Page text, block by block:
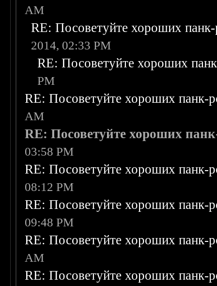
AM
RE: Посоветуйте хороших
2014, 02:33 PM
RE: Посоветуйте хороших
PM
RE: Посоветуйте хороших панк-
AM
RE: Посоветуйте хороших
03:58 PM
RE: Посоветуйте хороших панк-
08:12 PM
RE: Посоветуйте хороших панк-
09:48 PM
RE: Посоветуйте хороших панк-
AM
RE: Посоветуйте хороших панк-